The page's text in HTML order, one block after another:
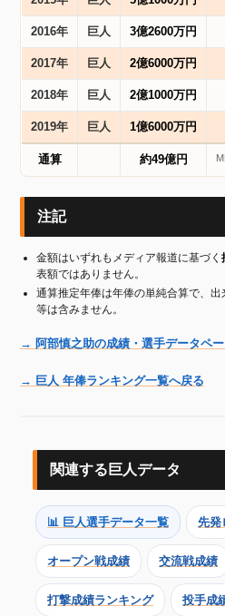
2016年 巨人 3億2600万円
2017年 巨人 2億6000万円
2018年 巨人 2億1000万円
2019年 巨人 1億6000万円
通算 約49億円
注記
金額はいずれもメディア報道に基づく
表額ではありません。
通算推定年俸は年俸の単純合算で、
等は含みません。
→ 阿部慎之助の成績・選手データペ
→ 巨人 年俸ランキング一覧へ戻る
関連する巨人データ
📊 巨人選手データ一覧 先発
オープン戦成績 交流戦成績
打撃成績ランキング 投手成